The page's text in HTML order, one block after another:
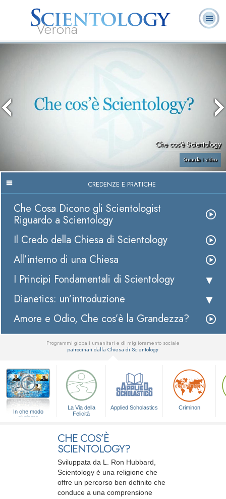
Verona
Volontari
Che cos’è Scientology
Guarda i video
CREDENZE E PRATICHE
Che Cosa Dicono gli Scientologist
Riguardo a Scientology
Il Credo della Chiesa di Scientology
All’interno di una Chiesa
I Principi Fondamentali di Scientology
Dianetics: un’introduzione
Amore e Odio, Che cos’è la Grandezza?
Programmi globali umanitari e di miglioramento sociale
patrocinati dalla Chiesa di Scientology
In che modo
aiutiamo
La Via della
Felicità
Applied Scholastics Criminon
CHE COS’È
SCIENTOLOGY?
Sviluppata da L. Ron Hubbard
Scientology è una religione che
offre un percorso ben definito che
conduce a una comprensione